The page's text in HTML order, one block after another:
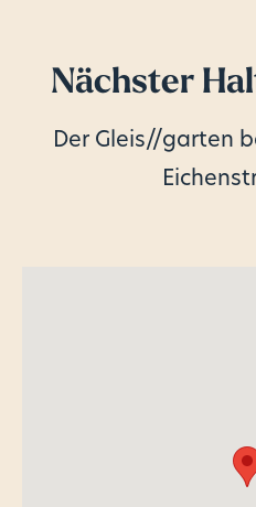
Nächster
Der Gleis//garten